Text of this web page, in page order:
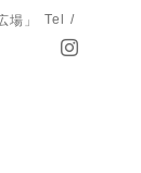
場」 Tel /